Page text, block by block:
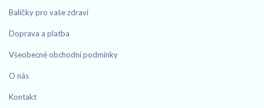
Balíčky pro vaše zdraví
Doprava a platba
Všeobecné obchodní podmínky
O nás
Kontakt